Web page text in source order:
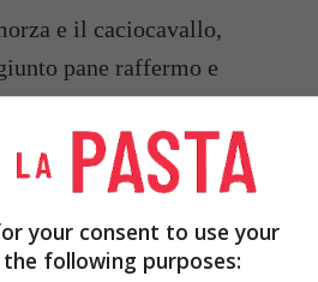
e il caciocavallo,
pane raffermo e
secchi. Si tratta di
che seguire passo passo
your consent to use your
following purposes: